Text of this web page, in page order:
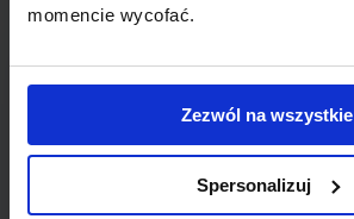
momencie wycofać.
Zezwól na wszystkie
Spersonalizuj
LINIA LOTNICZA
Snowflake